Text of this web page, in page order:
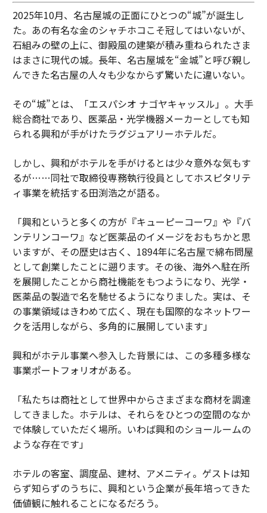
「変化のペースはホッケースティックのカーブだ」とス
ミスは言う。「しかし、人や組織がそれを吸収できる速
さには心理的・運用上の限界がある」
皮肉にも、AIはそのギャップを埋める助けになり得る─
─ただし、現実のオペレーションデータに根ざしている
グし、破綻点を特定し、構造化された改善を提案できれ
ば、組織は試行錯誤ではなく、より精密に適応できる。
の層をもう1つ加えるだけになりかねない。
「仕事のムダ」が突然、可視化された理由
仕事のムダという概念は、オペレーターや経営層の間で
広く語られ始めている。多くのリーダーはこのパターン
をすぐに認識する。答えを探して何時間も費やし、同じ
説明を繰り返し、組織内の別の場所にすでにある作業を
作り直す──という状況だ。
多くの場合、問題は才能や努力ではない。組織の明確さ
である。企業が拡大すると、かつて創業者の頭の中にあ
またいで分断される。単体では小さな非効率に見えるも
のが、積み重なって数百万ドル規模の生産性損失へと膨
AI時代に向けた準備度テスト
米国に1億人超いる知識労働者にとって、月35時間を取
ティを約25%拡大することに相当する。
AIに支えられた未来で最も繁栄する企業は、先に地味な
2025年10月、名古屋城の正面にひとつの“城”が誕生し
た。あの有名な金のシャチホコこそ冠してはいないが、
石組みの壁の上に、御殿風の建築が積み重ねられたさま
はまさに現代の城。長年、名古屋城を“金城”と呼び親し
んできた名古屋の人々も少なからず驚いたに違いない。
その“城”とは、「エスパシオ ナゴヤキャッスル」。大手
総合商社であり、医薬品・光学機器メーカーとしても知
られる興和が手がけたラグジュアリーホテルだ。
しかし、興和がホテルを手がけるとは少々意外な気もす
るが……同社で取締役専務執行役員としてホスピタリテ
ィ事業を統括する田渕浩之が語る。
「興和というと多くの方が『キューピーコーワ』や『バ
ンテリンコーワ』など医薬品のイメージをおもちかと思
いますが、その歴史は古く、1894年に名古屋で綿布問屋
として創業したことに遡ります。その後、海外へ駐在所
を展開したことから商社機能をもつようになり、光学・
医薬品の製造で名を馳せるようになりました。実は、そ
の事業領域はきわめて広く、現在も国際的なネットワー
クを活用しながら、多角的に展開しています」
興和がホテル事業へ参入した背景には、この多種多様な
事業ポートフォリオがある。
「私たちは商社として世界中からさまざまな商材を調達
してきました。ホテルは、それらをひとつの空間のなか
で体験していただく場所。いわば興和のショールームの
ような存在です」
ホテルの客室、調度品、建材、アメニティ。ゲストは知
らず知らずのうちに、興和という企業が長年培ってきた
価値観に触れることになるだろう。